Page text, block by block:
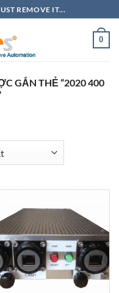
REMOVE IT...
0
GẮN THẺ “2020 400